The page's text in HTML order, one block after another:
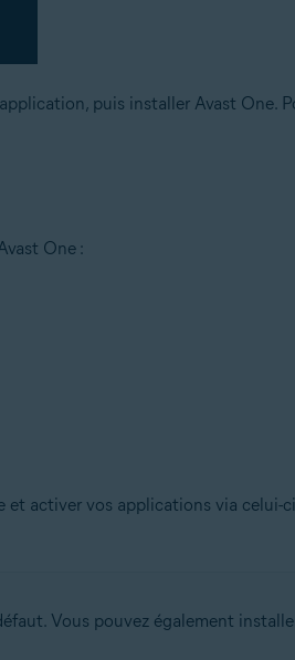
puis installer Avast One.
One :
activer vos applications via celui-
Vous pouvez également